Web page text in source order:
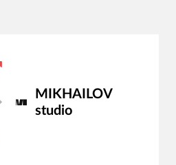
MIKHAILOV
studio